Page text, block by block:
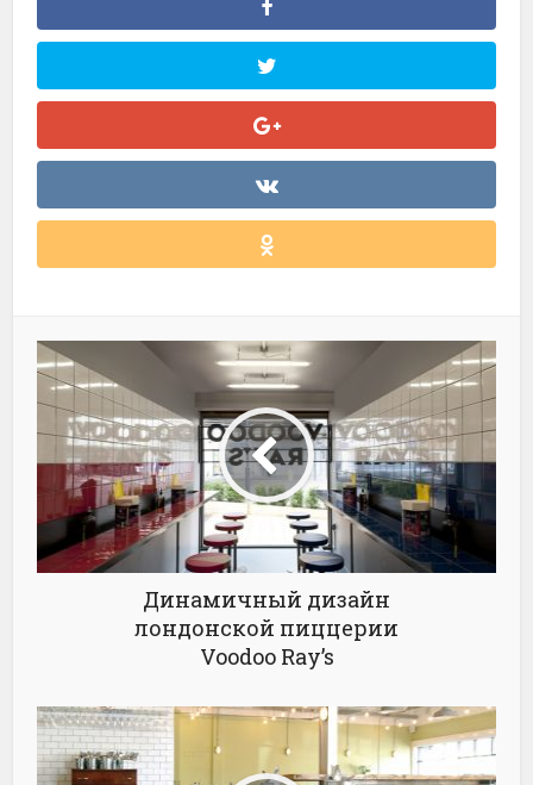
Динамичный дизайн
лондонской пиццерии
Voodoo Ray’s